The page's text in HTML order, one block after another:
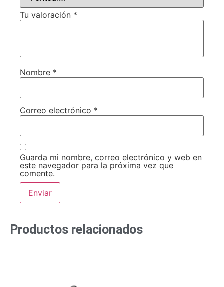
Tu valoración *
Nombre *
Correo electrónico *
Guarda mi nombre, correo electrónico y web en
este navegador para la próxima vez que
comente.
Productos relacionados